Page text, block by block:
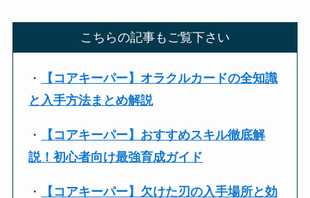
こちらの記事もご覧下さい
・
【コアキーパー】オラクルカードの全知識
と入手方法まとめ解説
・
【コアキーパー】おすすめスキル徹底解
説！初心者向け最強育成ガイド
・
【コアキーパー】欠けた刃の入手場所と効